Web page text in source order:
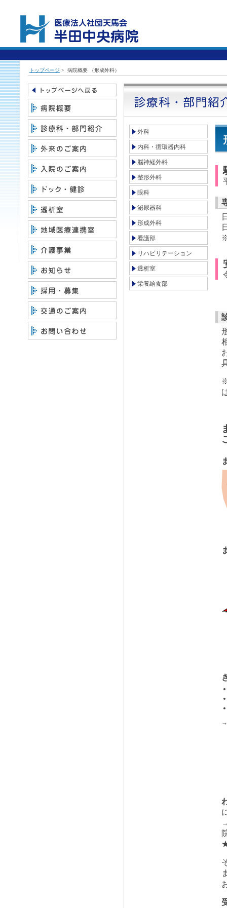
トップページ > 病院概要 （形成外科）
外科
内科・循環器内科
脳神経外科
整形外科
眼科
泌尿器科
形成外科
看護部
リハビリテーション
透析室
栄養給食部
→